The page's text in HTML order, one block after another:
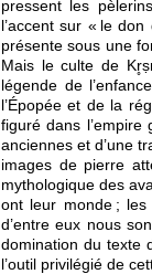
pressent les
l’accent sur « le
présente sous une
Mais le culte de
légende de
l’Épopée et de la
figuré dans
anciennes et d’une
images de pierre
mythologique des
ont leur monde ;
d’entre eux nous
domination du texte
l’outil privilégié de